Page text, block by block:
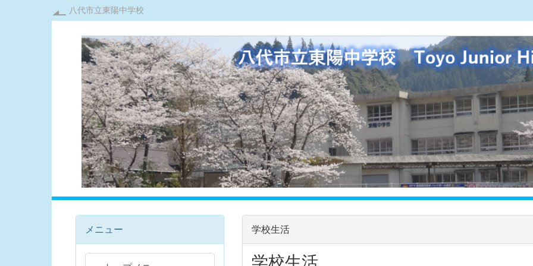
八代市立東陽中学校
学校生活
学校生活
メニュー